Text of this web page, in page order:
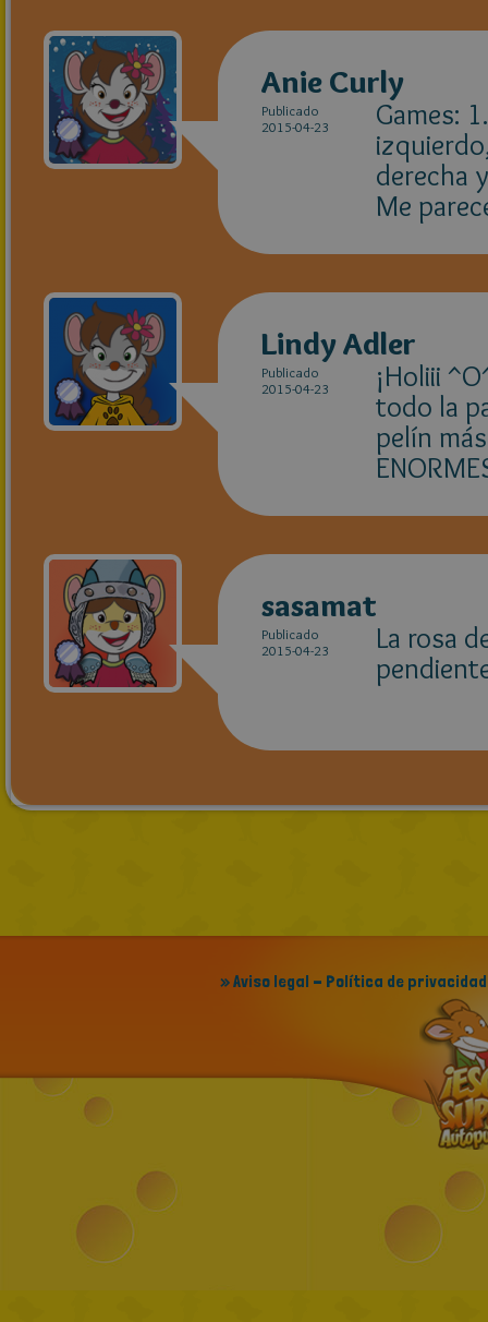
Anie Curly
Publicado
2015-04-23
Games:
derecha
Me
Lindy Adler
Publicado
2015-04-23
¡Holiii
todo la
pelín
sasamat
Publicado
2015-04-23
La rosa
» Aviso legal - Política de privacidad